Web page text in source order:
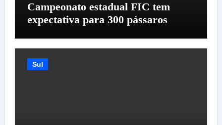
Campeonato estadual FIC tem
expectativa para 300 pássaros
Sul